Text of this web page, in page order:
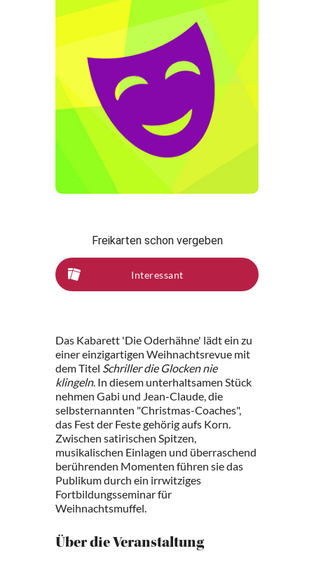
Freikarten schon vergeben
Interessant
Das Kabarett 'Die Oderhähne' lädt ein zu
einer einzigartigen Weihnachtsrevue mit
dem Titel Schriller die Glocken nie
klingeln. In diesem unterhaltsamen Stück
nehmen Gabi und Jean-Claude, die
selbsternannten "Christmas-Coaches",
das Fest der Feste gehörig aufs Korn.
Zwischen satirischen Spitzen,
musikalischen Einlagen und überraschend
berührenden Momenten führen sie das
Publikum durch ein irrwitziges
Fortbildungsseminar für
Weihnachtsmuffel.
Über die Veranstaltung